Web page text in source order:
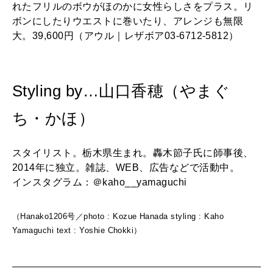
れたフリルのボウがほのかに女性らしさをプラス。リ
ボンにしたりウエストに巻いたり、アレンジも無限
大。39,600円（アウル｜レザボア03-6712-5812）
Styling by…山口香穂（やまぐ
ち・かほ）
スタイリスト。栃木県生まれ。轟木節子氏に師事後、
2014年に独立。雑誌、WEB、広告などで活動中。
インスタグラム：＠kaho__yamaguchi
（Hanako1206号／photo : Kozue Hanada styling : Kaho
Yamaguchi text : Yoshie Chokki）